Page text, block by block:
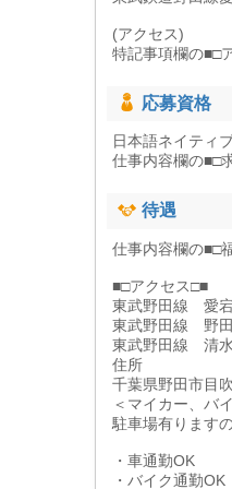
(アクセス)
特記事項欄の■□
応募資格
日本語ネイティ
仕事内容欄の■□
待遇
仕事内容欄の■□
■□アクセス□■
東武野田線 愛
東武野田線 野
東武野田線 清
住所
千葉県野田市目
＜マイカー、バ
駐車場有ります
・車通勤OK
・バイク通勤OK